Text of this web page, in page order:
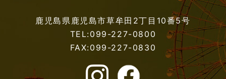
鹿児島県鹿児島市草牟田2丁目10番5号
TEL:099-227-0800
FAX:099-227-0830